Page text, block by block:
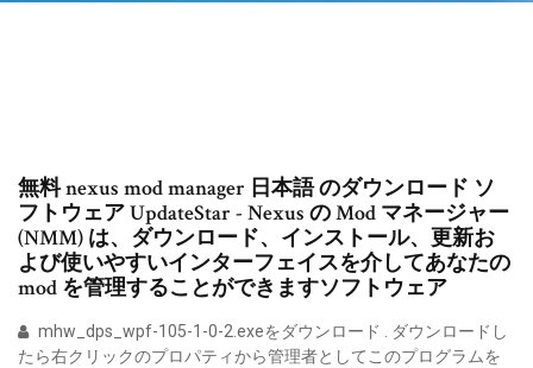
無料 nexus mod manager 日本語 のダウンロード ソ
フトウェア UpdateStar - Nexus の Mod マネージャー
(NMM) は、ダウンロード、インストール、更新お
よび使いやすいインターフェイスを介してあなたの
mod を管理することができますソフトウェア
mhw_dps_wpf-105-1-0-2.exeをダウンロード . ダウンロードし
たら右クリックのプロパティから管理者としてこのプログラムを